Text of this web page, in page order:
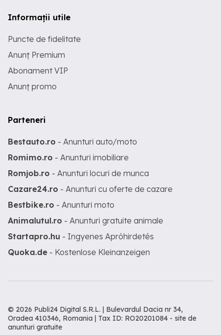
Informații utile
Puncte de fidelitate
Anunț Premium
Abonament VIP
Anunț promo
Parteneri
Bestauto.ro - Anunturi auto/moto
Romimo.ro - Anunturi imobiliare
Romjob.ro - Anunturi locuri de munca
Cazare24.ro - Anunturi cu oferte de cazare
Bestbike.ro - Anunturi moto
Animalutul.ro - Anunturi gratuite animale
Startapro.hu - Ingyenes Apróhirdetés
Quoka.de - Kostenlose Kleinanzeigen
© 2026 Publi24 Digital S.R.L. | Bulevardul Dacia nr 34,
Oradea 410346, Romania | Tax ID: RO20201084 - site de
anunturi gratuite